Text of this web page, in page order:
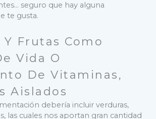
seguro que hay alguna
te gusta.
Frutas Como
Vida O
De Vitaminas,
Aislados
debería incluir verduras,
las cuales nos aportan gran cantidad